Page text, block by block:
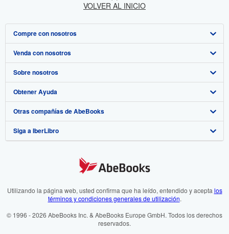
VOLVER AL INICIO
Compre con nosotros
Búsqueda avanzada
Colecciones
Mi cuenta
Mis pedidos
Ver carrito
Venda con nosotros
Comenzar a vender
Únase a nuestro programa de afiliados
Recomiende un vendedor
Sobre nosotros
Sobre IberLibro
Medios
Empleo
Preferencias de cookies
Aviso de cookies
Obtener Ayuda
Preguntas frecuentes y guías
Atención al Cliente
Otras compañías de AbeBooks
AbeBooks.com
AbeBooks.fr
Siga a IberLibro
Utilizando la página web, usted confirma que ha leído, entendido y acepta los
términos y condiciones generales de utilización.
© 1996 - 2026 AbeBooks Inc. & AbeBooks Europe GmbH. Todos los derechos
reservados.